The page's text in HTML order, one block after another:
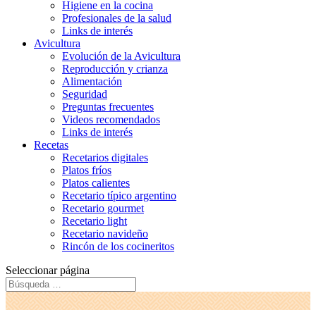
Higiene en la cocina
Profesionales de la salud
Links de interés
Avicultura
Evolución de la Avicultura
Reproducción y crianza
Alimentación
Seguridad
Preguntas frecuentes
Videos recomendados
Links de interés
Recetas
Recetarios digitales
Platos fríos
Platos calientes
Recetario típico argentino
Recetario gourmet
Recetario light
Recetario navideño
Rincón de los cocineritos
Seleccionar página